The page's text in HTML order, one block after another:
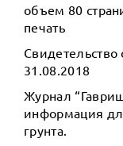
объем 80
печать
31.08.2018
Журнал
информация
грунта.